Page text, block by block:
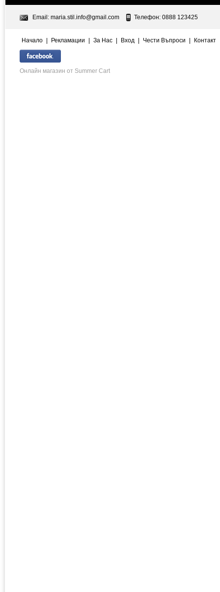
Email: maria.stil.info@gmail.com Телефон: 0888 123425
Начало | Рекламации | За Нас | Вход | Чести Въпроси | Контакт
Онлайн магазин от Summer Cart